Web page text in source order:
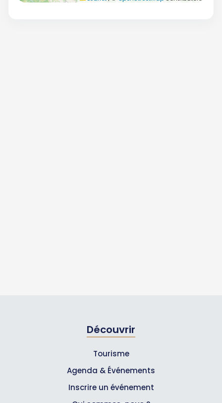
Découvrir
Tourisme
Agenda & Événements
Inscrire un événement